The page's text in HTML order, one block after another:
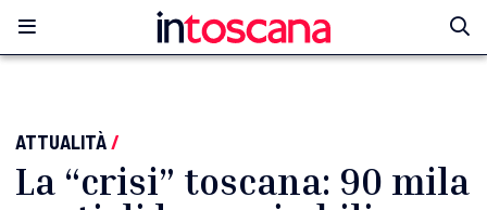
ATTUALITÀ/
La “crisi” toscana: 90 mila